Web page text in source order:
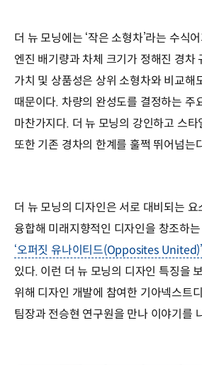
더 뉴 모닝에는 ‘작은 소형차’라는 수식
엔진 배기량과 차체 크기가 정해진 경차
가치 및 상품성은 상위 소형차와 비교해
때문이다. 차량의 완성도를 결정하는 주
마찬가지다. 더 뉴 모닝의 강인하고 스타
또한 기존 경차의 한계를 훌쩍 뛰어넘는
더 뉴 모닝의 디자인은 서로 대비되는
융합해 미래지향적인 디자인을 창조하
‘오퍼짓 유나이티드(Opposites United)’
있다. 이런 더 뉴 모닝의 디자인 특징을
위해 디자인 개발에 참여한 기아넥스트
팀장과 전승현 연구원을 만나 이야기를